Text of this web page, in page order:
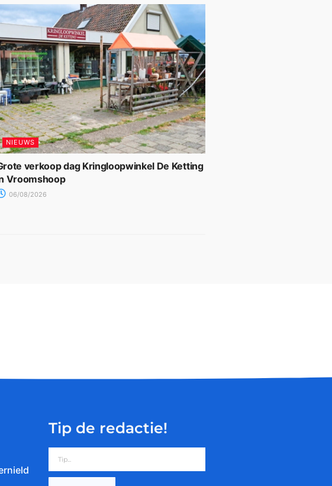
NIEUWS
verkoop dag Kringloopwinkel De Ketting
Vroomshoop
06/08/2026
Tip de redactie!